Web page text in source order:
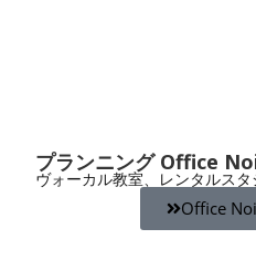
プランニング Office
ヴォーカル教室、レンタルス
Office